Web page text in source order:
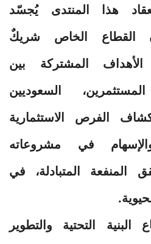
هذا المنتدى يُجسّد
القطاع الخاص شريكٌ
المشتركة بين
السعوديين
الفرص الاستثمارية
في مشروعاته
المنفعة المتبادلة، في
التحتية والتطوير